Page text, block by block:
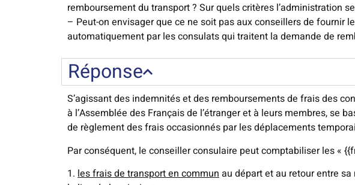
remboursement du transport ? Sur quels critères l’administration
– Peut-on envisager que ce ne soit pas aux conseillers de fournir
automatiquement par les consulats qui traitent la demande de
Réponse
S’agissant des indemnités et des remboursements de frais des
à l’Assemblée des Français de l’étranger et à leurs membres,
de règlement des frais occasionnés par les déplacements
Par conséquent, le conseiller consulaire peut comptabiliser les «
1. les frais de transport en communau départ et au retour entre